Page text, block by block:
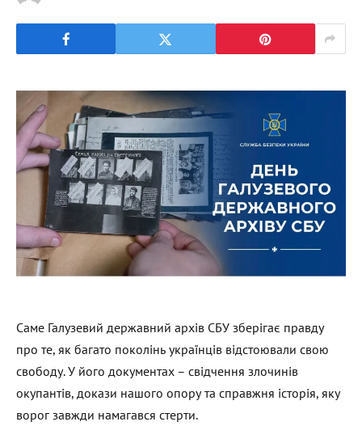
Саме Галузевий державний архів СБУ зберігає правду
про те, як багато поколінь українців відстоювали свою
свободу. У його документах – свідчення злочинів
окупантів, докази нашого опору та справжня історія, яку
ворог завжди намагався стерти.